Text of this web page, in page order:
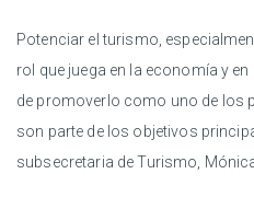
Potenciar el turismo,
rol que juega en la economía y
de promoverlo como uno de los
son parte de los objetivos
subsecretaria de Turismo,